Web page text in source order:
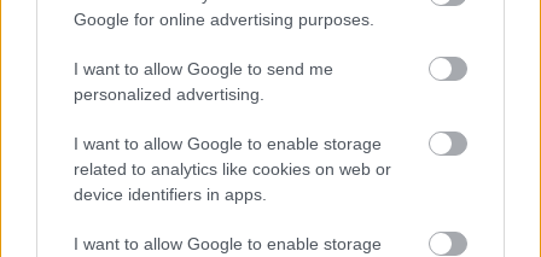
Google for online advertising purposes.
I want to allow Google to send me
personalized advertising.
I want to allow Google to enable storage
related to analytics like cookies on web or
device identifiers in apps.
I want to allow Google to enable storage
probléma, hogy jövőre az IMSA-ban az LMDh lesz a
top kategória, mi pedig a WEC-ben a Toyotával a
Hypercarral versenyzünk, szóval szerintem ez a
Nyilvánvalóan nem az én leterheltségemről van
szó, sokkal inkább arról, hogy hogyan zajlik a